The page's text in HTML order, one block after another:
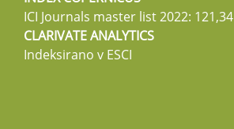
ICI Journals master list 2022: 121,34
CLARIVATE ANALYTICS
Indeksirano v ESCI